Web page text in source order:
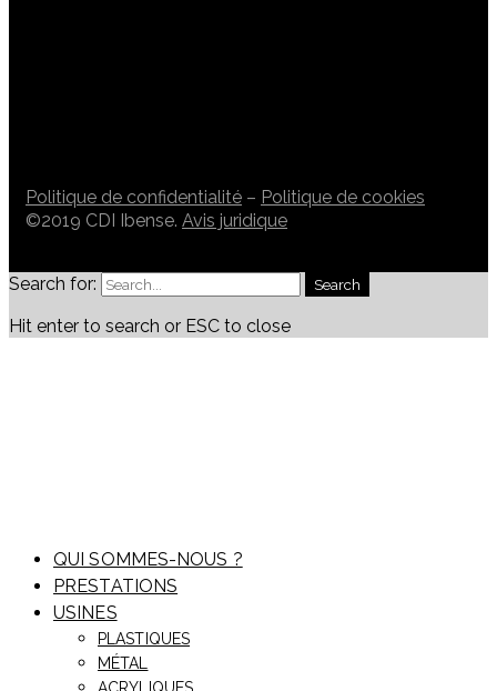
Politique de confidentialité – Politique de cookies
©2019 CDI Ibense. Avis juridique
Search for: Search
Hit enter to search or ESC to close
QUI SOMMES-NOUS ?
PRESTATIONS
USINES
PLASTIQUES
MÉTAL